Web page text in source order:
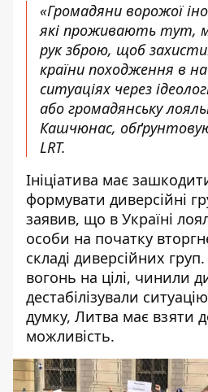
«Громадяни ворожої
які проживають тут,
рук зброю, щоб
країни походження в
ситуаціях через
або громадянську
Кашчюнас,
LRT.
Ініціатива має
формувати диверсійні
заявив, що в Україні
особи на початку
складі диверсійних
вогонь на цілі, чинили
дестабілізували
думку, Литва має взяти
можливість.